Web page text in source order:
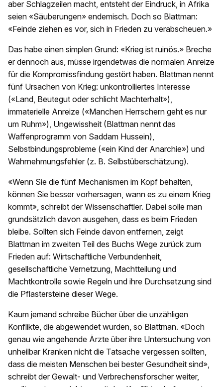
aber Schlagzeilen macht, entsteht der Eindruck, in Afrika
seien «Säuberungen» endemisch. Doch so Blattman:
«Feinde ziehen es vor, sich in Frieden zu verabscheuen.»
Das habe einen simplen Grund: «Krieg ist ruinös.» Breche
er dennoch aus, müsse irgendetwas die normalen Anreize
für die Kompromissfindung gestört haben. Blattman nennt
fünf Ursachen von Krieg: unkontrolliertes Interesse
(«Land, Beutegut oder schlicht Machterhalt»),
immaterielle Anreize («Manchen Herrschern geht es nur
um Ruhm»), Ungewissheit (Blattman nennt das
Waffenprogramm von Saddam Hussein),
Selbstbindungsprobleme («ein Kind der Anarchie») und
Wahrnehmungsfehler (z. B. Selbstüberschätzung).
«Wenn Sie die fünf Mechanismen im Kopf behalten,
können Sie besser vorhersagen, wann es zu einem Krieg
kommt», schreibt der Wissenschaftler. Dabei solle man
grundsätzlich davon ausgehen, dass es beim Frieden
bleibe. Sollten sich Feinde davon entfernen, zeigt
Blattman im zweiten Teil des Buchs Wege zurück zum
Frieden auf: Wirtschaftliche Verbundenheit,
gesellschaftliche Vernetzung, Machtteilung und
Machtkontrolle sowie Regeln und ihre Durchsetzung sind
die Pflastersteine dieser Wege.
Kaum jemand schreibe Bücher über die unzähligen
Konflikte, die abgewendet wurden, so Blattman. «Doch
genau wie angehende Ärzte über ihre Untersuchung von
unheilbar Kranken nicht die Tatsache vergessen sollten,
dass die meisten Menschen bei bester Gesundheit sind»,
schreibt der Gewalt- und Verbrechensforscher weiter,